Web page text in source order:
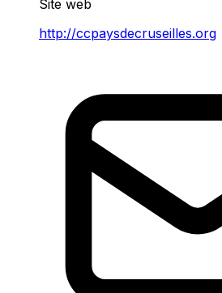
Site web
http://ccpaysdecruseilles.org